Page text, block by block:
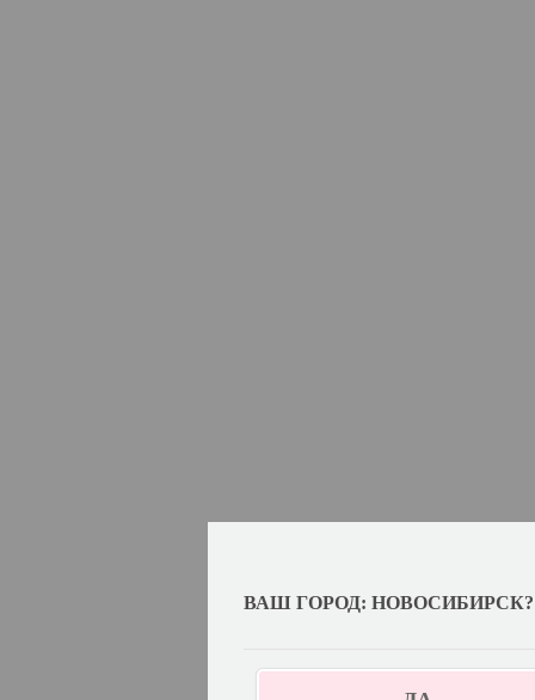
ВАШ ГОРОД: НОВОСИБИРСК?